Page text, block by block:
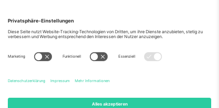
Mexico
Av Chapultepec 360, Roma
Norte, Cuauhtémoc, 06700
Ciudad de México, CDMX,
Mexico
Die juristische Person des Plattformanbieters kann je nach
Informationen finden Sie auf der jeweiligen Veranstaltungsseite, im